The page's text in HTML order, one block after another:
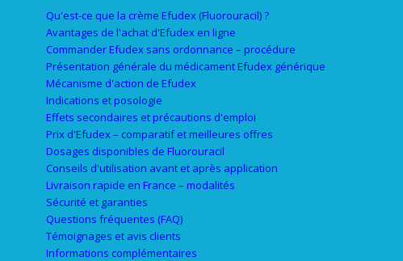
Qu'est-ce que la crème Efudex (Fluorouracil) ?
Avantages de l'achat d'Efudex en ligne
Commander Efudex sans ordonnance – procédure
Présentation générale du médicament Efudex générique
Mécanisme d'action de Efudex
Indications et posologie
Effets secondaires et précautions d'emploi
Prix d'Efudex – comparatif et meilleures offres
Dosages disponibles de Fluorouracil
Conseils d'utilisation avant et après application
Livraison rapide en France – modalités
Sécurité et garanties
Questions fréquentes (FAQ)
Témoignages et avis clients
Informations complémentaires